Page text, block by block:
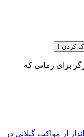
کردن !
برای زمانی که
از مواکب گیلانی در